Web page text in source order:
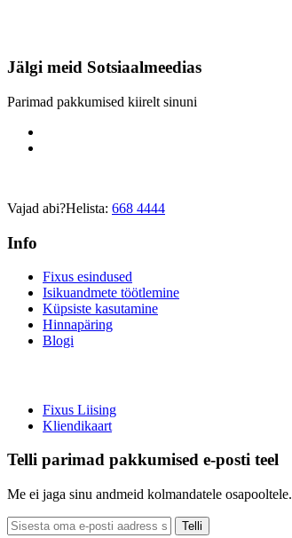
Jälgi meid Sotsiaalmeedias
Parimad pakkumised kiirelt sinuni
Vajad abi?Helista: 668 4444
Info
Fixus esindused
Isikuandmete töötlemine
Küpsiste kasutamine
Hinnapäring
Blogi
Fixus Liising
Kliendikaart
Telli parimad pakkumised e-posti teel
Me ei jaga sinu andmeid kolmandatele osapooltele.
Telli